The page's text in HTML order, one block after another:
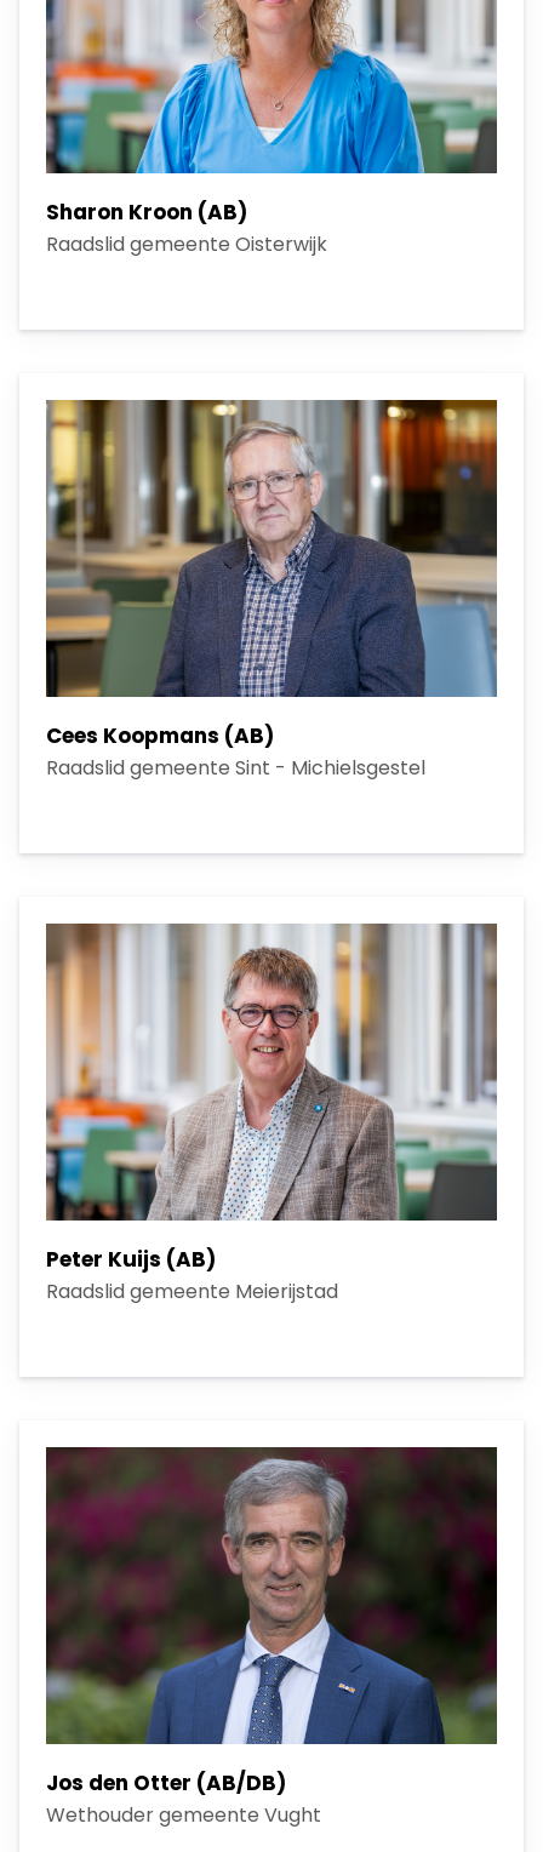
Sharon Kroon (AB)
Raadslid gemeente Oisterwijk
Cees Koopmans (AB)
Raadslid gemeente Sint - Michielsgestel
Peter Kuijs (AB)
Raadslid gemeente Meierijstad
Jos den Otter (AB/DB)
Wethouder gemeente Vught